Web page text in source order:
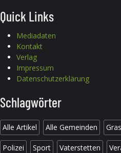
Quick Links
Mediadaten
Kontakt
Verlag
Impressum
Datenschutzerklärung
Schlagwörter
Alle Artikel Alle Gemeinden
Polizei Sport Vaterstetten